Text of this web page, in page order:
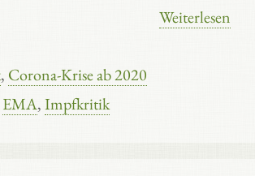
Weiterlesen
, Corona-Krise ab 2020
EMA,Impfkritik